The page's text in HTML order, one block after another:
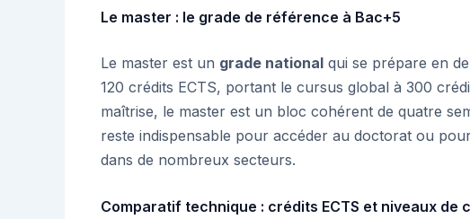
Le master : le grade de référence à Bac+5
Le master est un grade national qui se prépare en
120 crédits ECTS, portant le cursus global à 300
maîtrise, le master est un bloc cohérent de quatre
reste indispensable pour accéder au doctorat ou
dans de nombreux secteurs.
Comparatif technique : crédits ECTS et niveaux de